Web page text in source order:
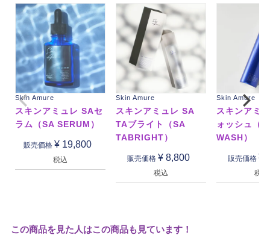
Skin Amure
スキンアミュレ SAセ
ラム（SA SERUM）
販売価格 ¥ 19,800
税込
Skin Amure
スキンアミュレ SA
TAブライト（SA
TABRIGHT）
販売価格 ¥ 8,800
税込
Skin Amure
スキンアミ
ォッシュ（
WASH）
販売価格 ¥
税込
この商品を見た人はこの商品も見ています！